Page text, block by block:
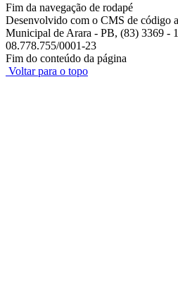
Fim da navegação de rodapé
Desenvolvido com o CMS de código
Municipal de Arara - PB, (83) 3369 -
08.778.755/0001-23
Fim do conteúdo da página
Voltar para o topo